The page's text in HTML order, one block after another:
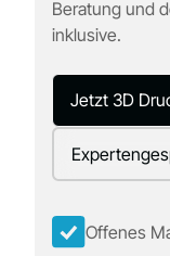
Beratung und
inklusive.
Jetzt 3D
Offenes